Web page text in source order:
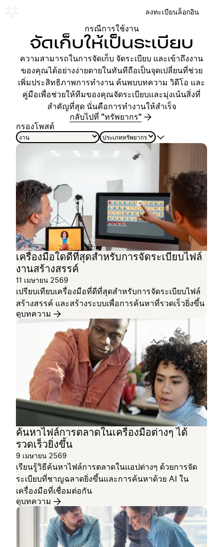
ลงทะเบียนล็อกอิน
กรณีการใช้งาน
จัดเก็บให้เป็นระเบียบ
ความสามารถในการจัดเก็บ จัดระเบียบ และเข้าถึงงาน
ของคุณได้อย่างง่ายดายในทันทีถือเป็นจุดเปลี่ยนที่ช่วย
เพิ่มประสิทธิภาพการทำงาน ค้นพบบทความ วิดีโอ และ
คู่มือเพื่อช่วยให้ทีมของคุณจัดระเบียบและมุ่งเน้นสิ่งที่
สำคัญที่สุด นั่นคือการทำงานให้สำเร็จ
กลับไปที่ "ทรัพยากร"
กรองโพสต์
เครื่องมือใดดีที่สุดสำหรับการจัดระเบียบไฟล์
งานสร้างสรรค์
11 เมษายน 2569
เปรียบเทียบเครื่องมือที่ดีที่สุดสำหรับการจัดระเบียบไฟล์
สร้างสรรค์ และสร้างระบบเพื่อการค้นหาที่รวดเร็วยิ่งขึ้น
ดูบทความ
ค้นหาไฟล์การตลาดในเครื่องมือต่างๆ ได้
รวดเร็วยิ่งขึ้น
9 เมษายน 2569
เรียนรู้วิธีค้นหาไฟล์การตลาดในแอปต่างๆ ด้วยการจัด
ระเบียบที่ชาญฉลาดยิ่งขึ้นและการค้นหาด้วย AI ใน
เครื่องมือที่เชื่อมต่อกัน
ดูบทความ